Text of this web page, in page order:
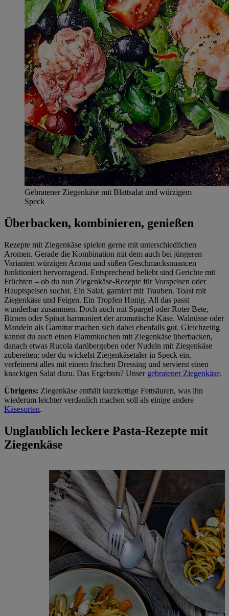
Gebratener Ziegenkäse mit Blattsalat und würzigem
Speck
Überbacken, kombinieren, genießen
Rezepte mit Ziegenkäse spielen gerne mit unterschiedlichen
Aromen. Gerade die Kombination mit dem auch bei jüngeren
Varianten würzigen Aroma und süßen Geschmacksnuancen
funktioniert hervorragend. Entsprechend beliebt sind Gerichte mit
Früchten – ob du nun Ziegenkäse-Rezepte für Vorspeisen oder
Hauptspeisen suchst. Ein Salat, garniert mit Trauben. Toast mit
Ziegenkäse und Feigen. Ein Tropfen Honig. All das passt
wunderbar zusammen. Doch auch mit Spargel oder Roter Bete,
Birnen oder Spinat harmoniert der aromatische Käse. Walnüsse oder
Mandeln als Garnitur machen sich dabei ebenfalls gut. Gleichzeitig
kannst du auch einen Flammkuchen mit Ziegenkäse überbacken,
danach etwas Rucola darübergeben oder Nudeln mit Ziegenkäse
zubereiten; oder du wickelst Ziegenkäsetaler in Speck ein,
verfeinerst alles mit einem frischen Dressing und servierst einen
knackigen Salat dazu. Das Ergebnis? Unser gebratener Ziegenkäse.
Übrigens: Ziegenkäse enthält kurzkettige Fettsäuren, was ihn
wiederum leichter verdaulich machen soll als einige andere
Käsesorten.
Unglaublich leckere Pasta-Rezepte mit
Ziegenkäse